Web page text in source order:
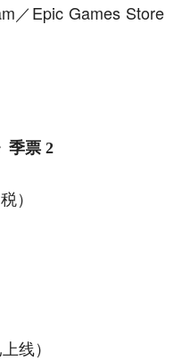
／Epic Games Store
季票 2
）
线）